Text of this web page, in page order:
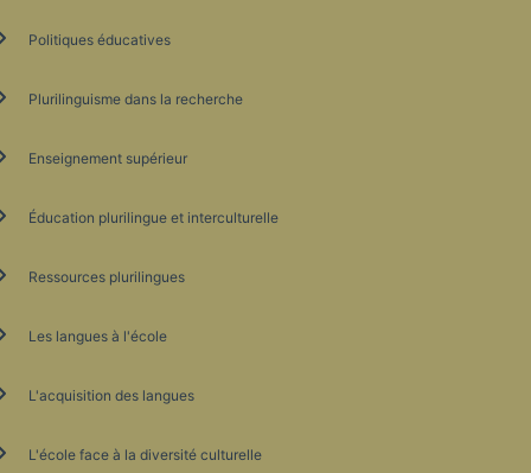
Politiques éducatives
Plurilinguisme dans la recherche
Enseignement supérieur
Éducation plurilingue et interculturelle
Ressources plurilingues
Les langues à l'école
L'acquisition des langues
L'école face à la diversité culturelle